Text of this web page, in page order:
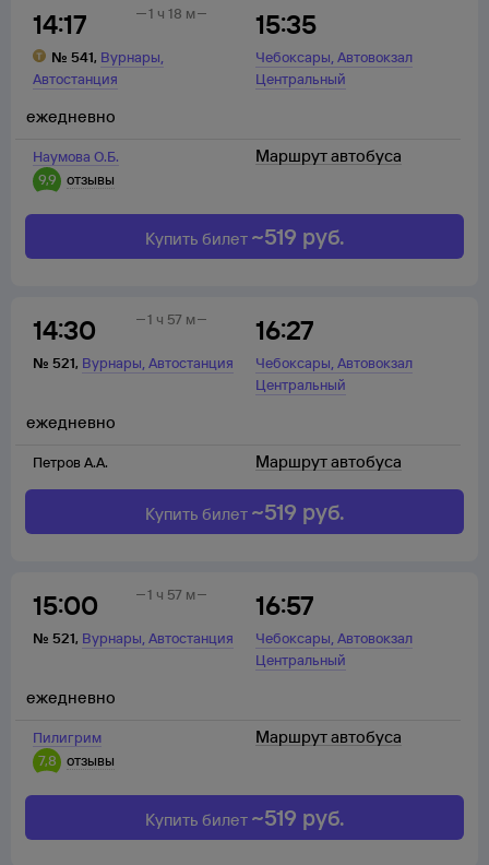
14:17
№ 541, Вурнары,
Автостанция
15:35
Чебоксары,Автовокзал
Центральный
1 ч 18 м
Наумова О.Б.
9,9
отзывы
ежедневно
Маршрут автобуса
Купить билет ~519 руб.
14:30
№ 521, Вурнары,Автостанция
16:27
Чебоксары,Автовокзал
Центральный
1 ч 57 м
Петров А.А.
ежедневно
Маршрут автобуса
Купить билет ~519 руб.
15:00
№ 521, Вурнары,Автостанция
16:57
Чебоксары,Автовокзал
Центральный
1 ч 57 м
Пилигрим
7,8
отзывы
ежедневно
Маршрут автобуса
Купить билет ~519 руб.